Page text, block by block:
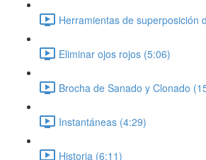
Herramientas de superposición
Eliminar ojos rojos (5:06)
Brocha de Sanado y Clonado
Instantáneas (4:29)
Historia (6:11)